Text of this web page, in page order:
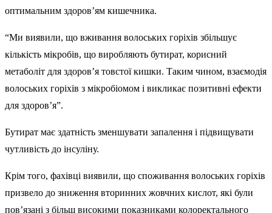
оптимальним здоров’ям кишечника.
“Ми виявили, що вживання волоських горіхів збільшує
кількість мікробів, що виробляють бутират, корисний
метаболіт для здоров’я товстої кишки. Таким чином, взаємодія
волоських горіхів з мікробіомом і викликає позитивні ефекти
для здоров’я”.
Бутират має здатність зменшувати запалення і підвищувати
чутливість до інсуліну.
Крім того, фахівці виявили, що споживання волоських горіхів
призвело до зниження вторинних жовчних кислот, які були
пов’язані з більш високими показниками колоректального